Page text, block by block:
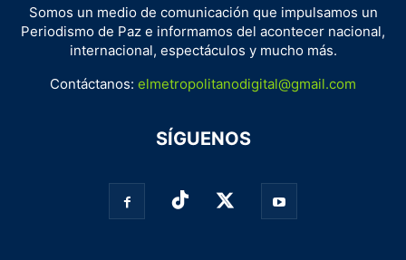
Somos un medio de comunicación que impulsamos un
Periodismo de Paz e informamos del acontecer nacional,
internacional, espectáculos y mucho más.
Contáctanos: elmetropolitanodigital@gmail.com
SÍGUENOS